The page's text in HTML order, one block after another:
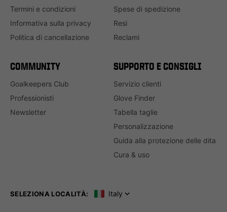
Termini e condizioni
Informativa sulla privacy
Politica di cancellazione
Spese di spedizione
Resi
Reclami
COMMUNITY
Goalkeepers Club
Professionisti
Newsletter
SUPPORTO E CONSIGLI
Servizio clienti
Glove Finder
Tabella taglie
Personalizzazione
Guida alla protezione delle dita
Cura & uso
SELEZIONA LOCALITÀ: Italy